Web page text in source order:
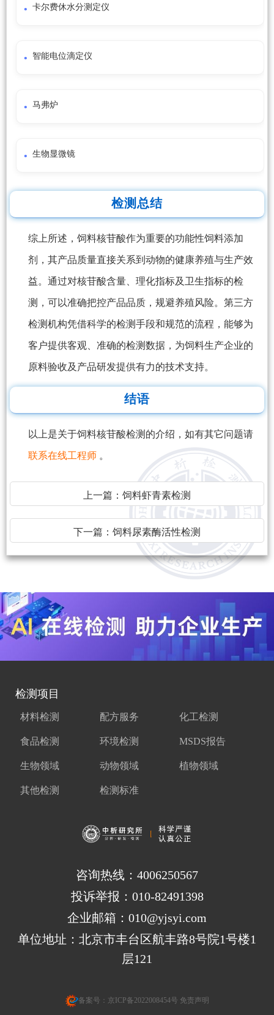
卡尔费休水分测定仪
智能电位滴定仪
马弗炉
生物显微镜
检测总结
综上所述，饲料核苷酸作为重要的功能性饲料添加
剂，其产品质量直接关系到动物的健康养殖与生产效
益。通过对核苷酸含量、理化指标及卫生指标的检
测，可以准确把控产品品质，规避养殖风险。第三方
检测机构凭借科学的检测手段和规范的流程，能够为
客户提供客观、准确的检测数据，为饲料生产企业的
原料验收及产品研发提供有力的技术支持。
结语
以上是关于饲料核苷酸检测的介绍，如有其它问题请
联系在线工程师 。
上一篇： 饲料虾青素检测
下一篇： 饲料尿素酶活性检测
检测项目
材料检测 配方服务 化工检测
食品检测 环境检测 MSDS报告
生物领域 动物领域 植物领域
其他检测 检测标准
咨询热线：4006250567
投诉举报：010-82491398
企业邮箱：010@yjsyi.com
单位地址：北京市丰台区航丰路8号院1号楼1
层121
备案号： 京ICP备2022008454号 免责声明